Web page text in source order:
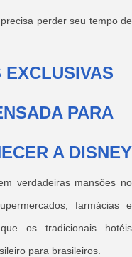
perder seu tempo de
EXCLUSIVAS
PARA
A DISNEY
verdadeiras mansões no
farmácias e
os tradicionais hotéis
para brasileiros.